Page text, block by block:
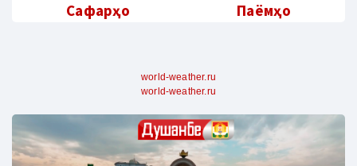
Сафарҳо
Паёмҳо
world-weather.ru
world-weather.ru